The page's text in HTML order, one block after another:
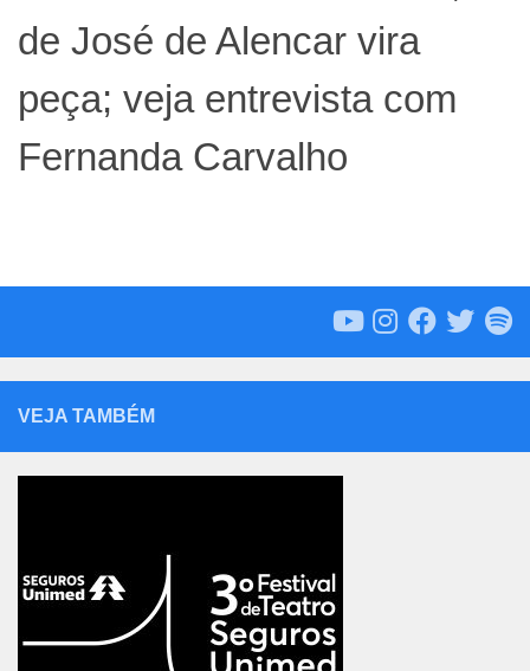
de José de Alencar vira
peça; veja entrevista com
Fernanda Carvalho
VEJA TAMBÉM